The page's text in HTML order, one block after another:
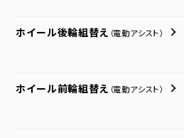
ホイール後輪組替え （電動アシスト）
ホイール前輪組替え （電動アシスト）